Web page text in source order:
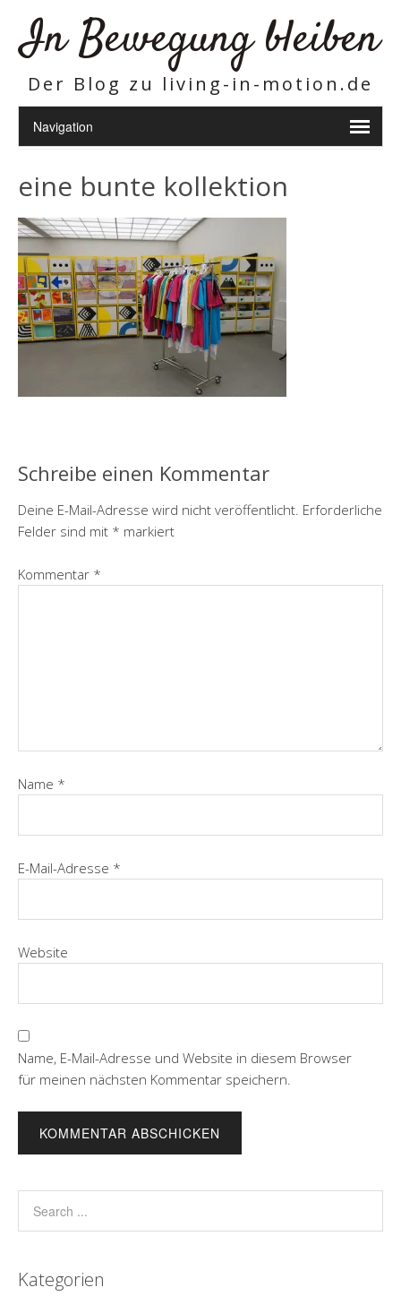
In Bewegung bleiben
Der Blog zu living-in-motion.de
eine bunte kollektion
Schreibe einen Kommentar
Deine E-Mail-Adresse wird nicht veröffentlicht. Erforderliche
Felder sind mit * markiert
Kommentar *
Name *
E-Mail-Adresse *
Website
Name, E-Mail-Adresse und Website in diesem Browser
für meinen nächsten Kommentar speichern.
Kategorien